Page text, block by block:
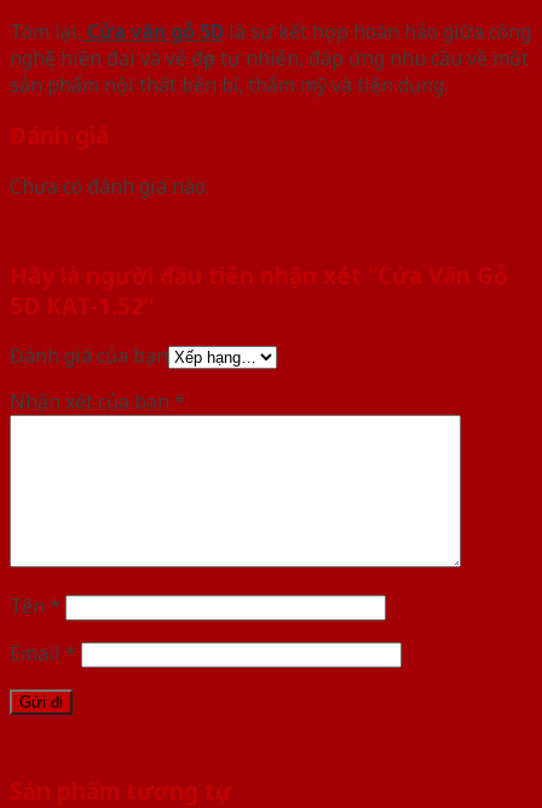
Tóm lại, Cửa vân gỗ 5D là sự kết hợp hoàn hảo giữa công
nghệ hiện đại và vẻ đẹp tự nhiên, đáp ứng nhu cầu về một
sản phẩm nội thất bền bỉ, thẩm mỹ và tiện dụng.
Đánh giá
Chưa có đánh giá nào.
Hãy là người đầu tiên nhận xét “Cửa Vân Gỗ
5D KAT-1.52”
Đánh giá của bạn
Nhận xét của bạn *
Tên *
Email *
Sản phẩm tương tự